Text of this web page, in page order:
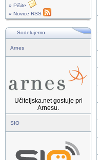
» Pišite
» Novice RSS
Sodelujemo
Arnes
Učiteljska.net gostuje pri
Arnesu.
SIO